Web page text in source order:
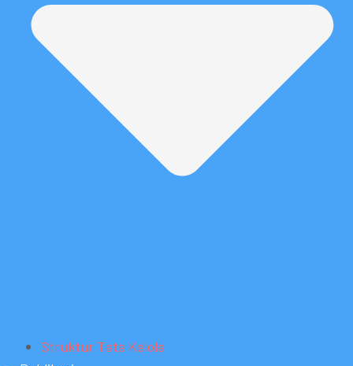
Struktur Tata Kelola